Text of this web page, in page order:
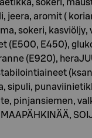
sokeri,
jeera, aromit (
sokeri, kasviöljy,
(E500, E450),
(E920),
pinjansiemen,